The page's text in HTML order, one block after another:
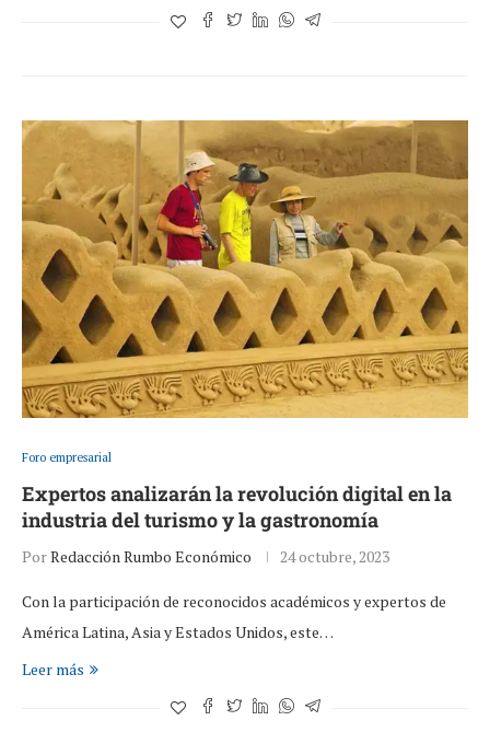
Foro empresarial
Expertos analizarán la revolución digital en la
industria del turismo y la gastronomía
PorRedacción Rumbo Económico 24 octubre, 2023
Con la participación de reconocidos académicos y expertos de
América Latina, Asia y Estados Unidos, este…
Leer más